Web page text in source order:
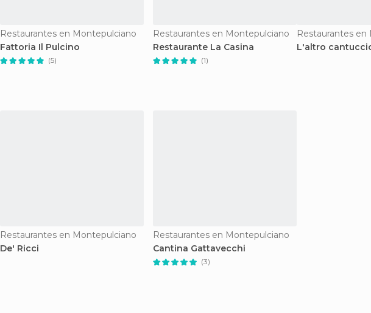
Restaurantes en Montepulciano
Fattoria Il Pulcino
(5)
Restaurantes en Montepulciano
Restaurante La Casina
(1)
Restaurantes
L'altro
Restaurantes en Montepulciano
De' Ricci
Restaurantes en Montepulciano
Cantina Gattavecchi
(3)